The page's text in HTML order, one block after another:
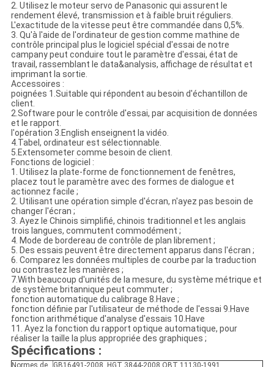
2. Utilisez le moteur servo de Panasonic qui assurent le
rendement élevé, transmission et à faible bruit réguliers.
L'exactitude de la vitesse peut être commandée dans 0,5%.
3. Qu'à l'aide de l'ordinateur de gestion comme mathine de
contrôle principal plus le logiciel spécial d'essai de notre
campany peut conduire tout le paramètre d'essai, état de
travail, rassemblant le data&analysis, affichage de résultat et
imprimant la sortie.
Accessoires :
poignées 1.Suitable qui répondent au besoin d'échantillon de
client.
2.Software pour le contrôle d'essai, par acquisition de données
et le rapport.
l'opération 3.English enseignent la vidéo.
4.Tabel, ordinateur est sélectionnable.
5.Extensometer comme besoin de client.
Fonctions de logiciel :
1. Utilisez la plate-forme de fonctionnement de fenêtres,
placez tout le paramètre avec des formes de dialogue et
actionnez facile ;
2. Utilisant une opération simple d'écran, n'ayez pas besoin de
changer l'écran ;
3. Ayez le Chinois simplifié, chinois traditionnel et les anglais
trois langues, commutent commodément ;
4. Mode de bordereau de contrôle de plan librement ;
5. Des essais peuvent être directement apparus dans l'écran ;
6. Comparez les données multiples de courbe par la traduction
ou contrastez les manières ;
7.With beaucoup d'unités de la mesure, du système métrique et
de système britannique peut commuter ;
fonction automatique du calibrage 8.Have ;
fonction définie par l'utilisateur de méthode de l'essai 9.Have
fonction arithmétique d'analyse d'essais 10.Have
11. Ayez la fonction du rapport optique automatique, pour
réaliser la taille la plus appropriée des graphiques ;
Spécifications :